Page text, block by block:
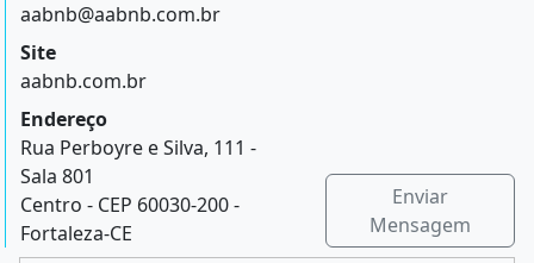
aabnb@aabnb.com.br
Site
aabnb.com.br
Endereço
Rua Perboyre e Silva, 111 -
Sala 801
Centro - CEP 60030-200 -
Fortaleza-CE
Enviar
Mensagem